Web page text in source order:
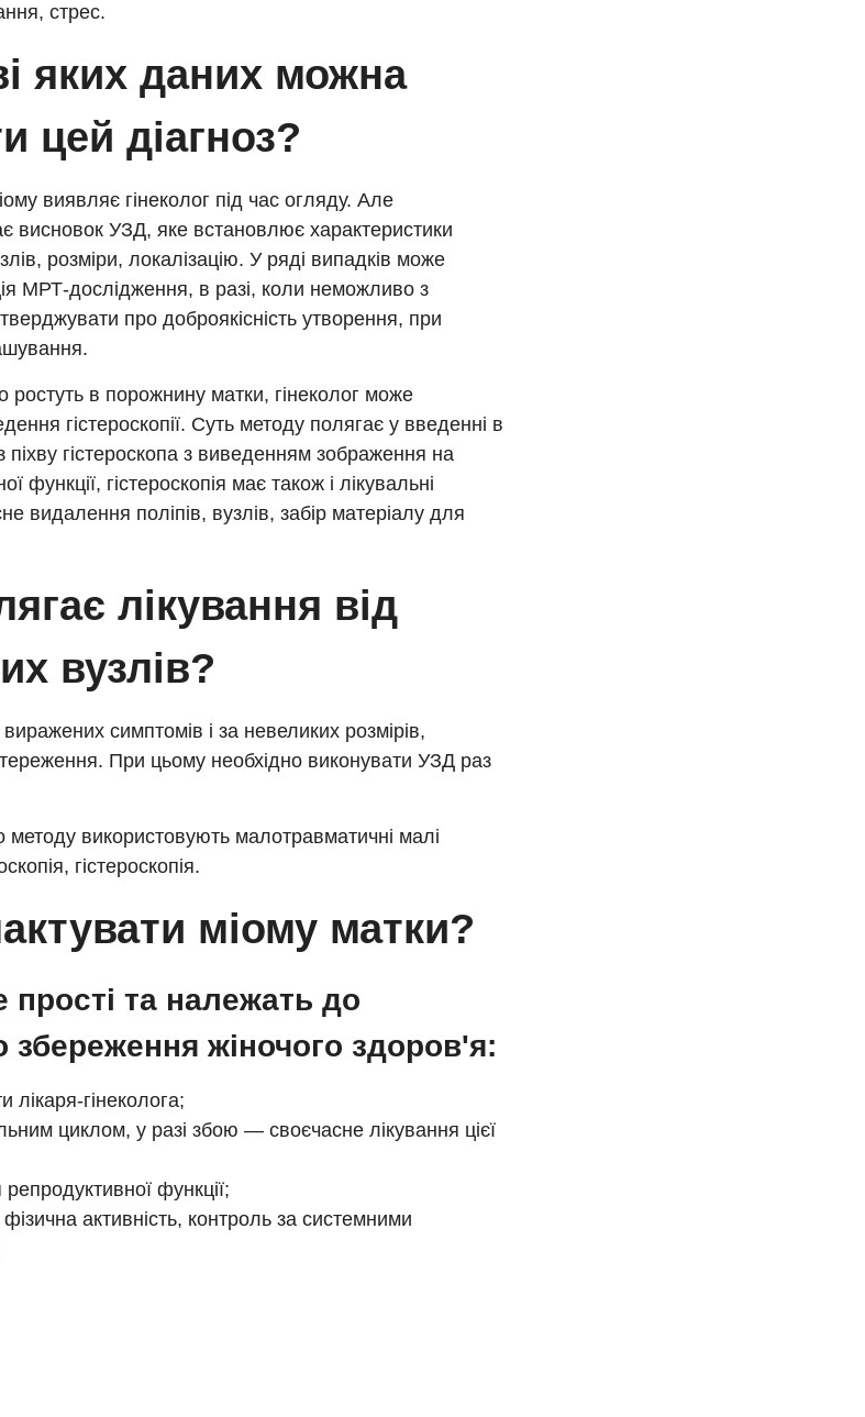
стрес.
яких даних можна
цей діагноз?
виявляє гінеколог під час огляду. Але
висновок УЗД, яке встановлює характеристики
розміри, локалізацію. У ряді випадків може
МРТ-дослідження, в разі, коли неможливо з
про доброякісність утворення, при
ростуть в порожнину матки, гінеколог може
гістероскопії. Суть методу полягає у введенні в
гістероскопа з виведенням зображення на
функції, гістероскопія має також і лікувальні
видалення поліпів, вузлів, забір матеріалу для
лікування від
вузлів?
симптомів і за невеликих розмірів,
При цьому необхідно виконувати УЗД раз
методу використовують малотравматичні малі
гістероскопія.
міому матки?
та належать до
збереження жіночого здоров'я:
лікаря-гінеколога;
циклом, у разі збою — своєчасне лікування цієї
функції;
активність, контроль за системними